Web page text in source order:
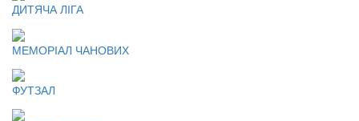
ДИТЯЧА ЛІГА
МЕМОРІАЛ ЧАНОВИХ
ФУТЗАЛ